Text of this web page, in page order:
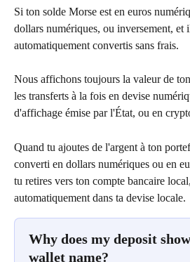
Si ton solde Morse est en euros
dollars numériques, ou inversement, et
automatiquement convertis sans frais.
Nous affichons toujours la valeur de
les transferts à la fois en devise
d'affichage émise par l'État, ou en
Quand tu ajoutes de l'argent à ton
converti en dollars numériques ou en
tu retires vers ton compte bancaire
automatiquement dans ta devise locale.
Why does my deposit
wallet name?